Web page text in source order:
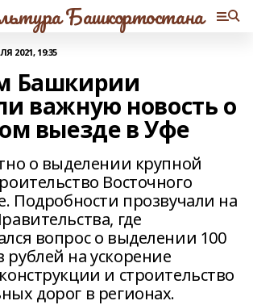
Башкортостана
2021, 19:35
Башкирии
важную новость о
выезде в Уфе
о выделении крупной
Восточного
Подробности прозвучали на
где
вопрос о выделении 100
на ускорение
и строительство
дорог в регионах.